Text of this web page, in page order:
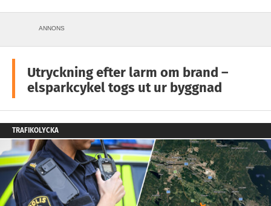
ANNONS
Utryckning efter larm om brand –
elsparkcykel togs ut ur byggnad
TRAFIKOLYCKA